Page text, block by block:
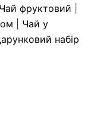
Чай фруктовий
Чай у
набір